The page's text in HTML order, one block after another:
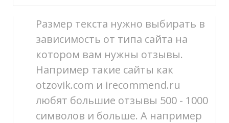
Размер текста нужно выбирать в
зависимость от типа сайта на
котором вам нужны отзывы.
Например такие сайты как
otzovik.com и irecommend.ru
любят большие отзывы 500 - 1000
символов и больше. А например